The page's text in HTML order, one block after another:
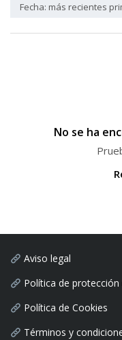
Fecha: más recientes
No se ha
Aviso legal
Política de
Política de Cookies
Términos y